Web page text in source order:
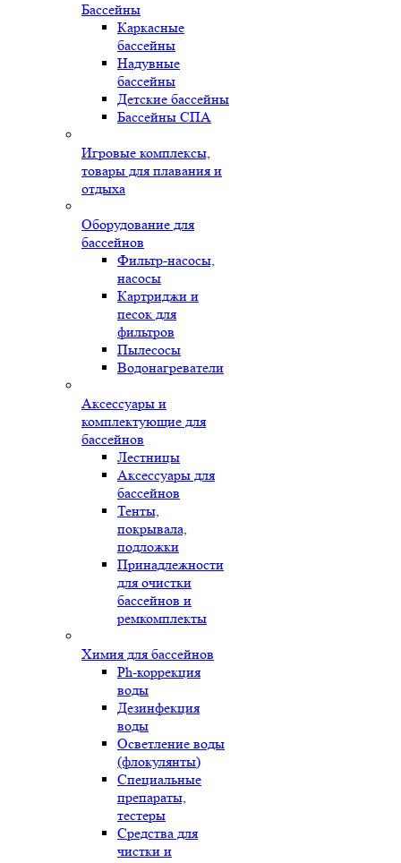
Бассейны
Каркасные
бассейны
Надувные
бассейны
Детские бассейны
Бассейны СПА
Игровые комплексы,
товары для плавания и
отдыха
Оборудование для
бассейнов
Фильтр-насосы,
насосы
Картриджи и
песок для
фильтров
Пылесосы
Водонагреватели
Аксессуары и
комплектующие для
бассейнов
Лестницы
Аксессуары для
бассейнов
Тенты,
покрывала,
подложки
Принадлежности
для очистки
бассейнов и
ремкомплекты
Химия для бассейнов
Ph-коррекция
воды
Дезинфекция
воды
Осветление воды
(флокулянты)
Специальные
препараты,
тестеры
Средства для
чистки и